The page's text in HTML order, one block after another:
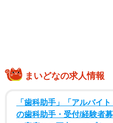
キでコーヒー淹れてるので、
感、冷蔵庫の位置取り…と目
す。が、その真実は横山食品
まいどなの求人情報
「歯科助手」「アルバイ
の歯科助手・受付/経験者